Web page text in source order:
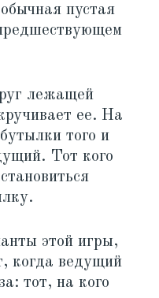
пустая
лежащей
ее. На
того и
Тот кого
этой игры,
когда ведущий
тот, на кого